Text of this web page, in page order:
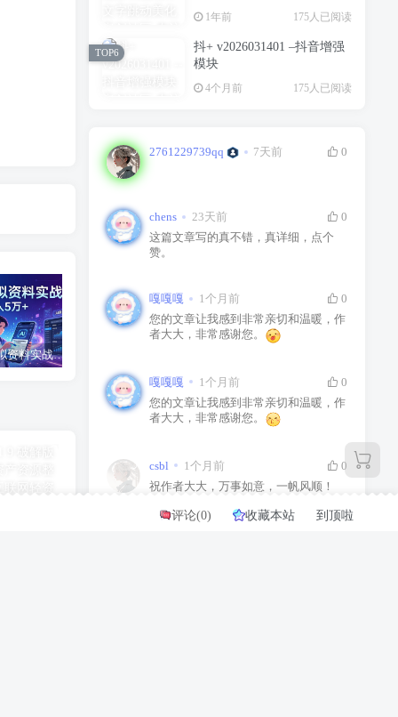
AI原创虚拟资料实战课：2026新机会，小红书闲鱼开店，普通人用AI轻松变现，月入5万+
1年前 175人已阅读
抖+ v2026031401 –抖音增强
模块
4个月前 175人已阅读
TOP6
2761229739qq 7天前 0
chens 23天前
0
这篇文章写的真不错，真详细，点个
赞。
嘎嘎嘎 1个月前
0
您的文章让我感到非常亲切和温暖，作
者大大，非常感谢您。
嘎嘎嘎 1个月前
0
您的文章让我感到非常亲切和温暖，作
者大大，非常感谢您。
csbl 1个月前
0
祝作者大大，万事如意，一帆风顺！
评论(0) 收藏本站 到顶啦